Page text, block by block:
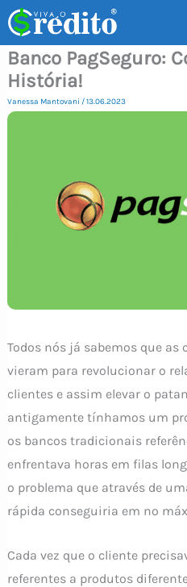
para
conteúdo
Banco PagSeguro:
História!
Vanessa Mantovani /13.06.2023
Todos nós já sabemos que
vieram para revolucionar o
clientes e assim elevar o
antigamente tínhamos um
os bancos tradicionais
enfrentava horas em filas
o problema que através de
rápida conseguiria em no
Cada vez que o cliente
referentes a produtos